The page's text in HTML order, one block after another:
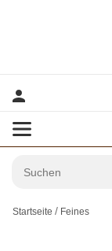
Startseite Feines